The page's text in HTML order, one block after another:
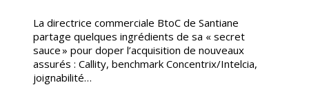
La directrice commerciale BtoC de Santiane
partage quelques ingrédients de sa « secret
sauce » pour doper l’acquisition de nouveaux
assurés : Callity, benchmark Concentrix/Intelcia,
joignabilité…